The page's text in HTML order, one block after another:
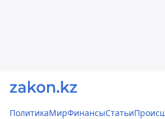
ПолитикаМирФинансыСтатьи